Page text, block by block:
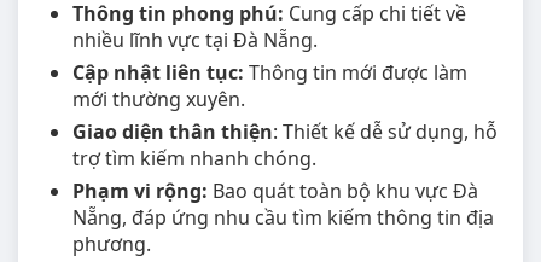
Thông tin phong phú: Cung cấp chi tiết về
nhiều lĩnh vực tại Đà Nẵng.
Cập nhật liên tục: Thông tin mới được làm
mới thường xuyên.
Giao diện thân thiện: Thiết kế dễ sử dụng, hỗ
trợ tìm kiếm nhanh chóng.
Phạm vi rộng: Bao quát toàn bộ khu vực Đà
Nẵng, đáp ứng nhu cầu tìm kiếm thông tin địa
phương.